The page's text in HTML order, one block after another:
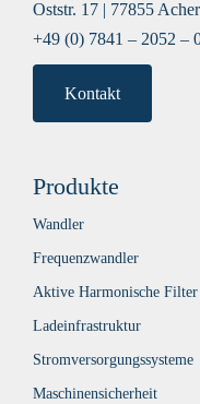
Oststr. 17 | 77855
+49 (0) 7841 – 2052 –
Kontakt
Produkte
Wandler
Frequenzwandler
Aktive Harmonische Filter
Ladeinfrastruktur
Stromversorgungssysteme
Maschinensicherheit